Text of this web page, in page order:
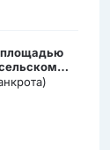
площадью